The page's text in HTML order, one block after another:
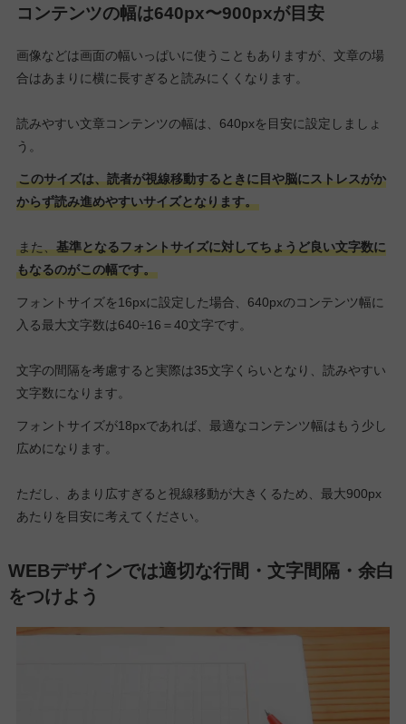
コンテンツの幅は640px〜900pxが目安
画像などは画面の幅いっぱいに使うこともありますが、文章の場
合はあまりに横に長すぎると読みにくくなります。
読みやすい文章コンテンツの幅は、640pxを目安に設定しましょ
う。
このサイズは、読者が視線移動するときに目や脳にストレスがか
からず読み進めやすいサイズとなります。
また、基準となるフォントサイズに対してちょうど良い文字数に
もなるのがこの幅です。
フォントサイズを16pxに設定した場合、640pxのコンテンツ幅に
入る最大文字数は640÷16＝40文字です。
文字の間隔を考慮すると実際は35文字くらいとなり、読みやすい
文字数になります。
フォントサイズが18pxであれば、最適なコンテンツ幅はもう少し
広めになります。
ただし、あまり広すぎると視線移動が大きくるため、最大900px
あたりを目安に考えてください。
WEBデザインでは適切な行間・文字間隔・余白
をつけよう